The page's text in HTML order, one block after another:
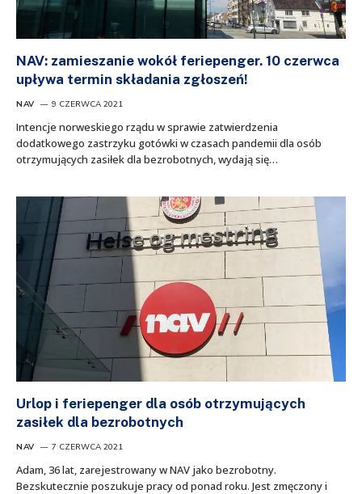
NAV: zamieszanie wokół feriepenger. 10 czerwca
upływa termin składania zgłoszeń!
NAV 9 CZERWCA 2021
Intencje norweskiego rządu w sprawie zatwierdzenia
dodatkowego zastrzyku gotówki w czasach pandemii dla osób
otrzymujących zasiłek dla bezrobotnych, wydają się…
Urlop i feriepenger dla osób otrzymujących
zasiłek dla bezrobotnych
NAV 7 CZERWCA 2021
Adam, 36 lat, zarejestrowany w NAV jako bezrobotny.
Bezskutecznie poszukuje pracy od ponad roku. Jest zmęczony i